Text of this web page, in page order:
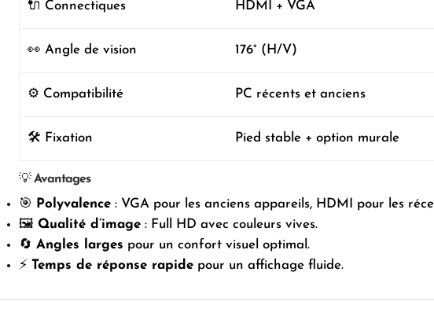
🔌 Connectiques HDMI + VGA
👀 Angle de vision 176° (H/V)
⚙️ Compatibilité PC récents et anciens
🛠️ Fixation Pied stable + option murale
💡Avantages
🎯 Polyvalence: VGA pour les anciens appareils, HDMI pour les
🖼️ Qualité d’image: Full HD avec couleurs vives.
🔄 Angles larges pour un confort visuel optimal.
⚡ Temps de réponse rapidepour un affichage fluide.